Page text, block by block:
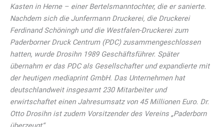
Kasten in Herne – einer Bertelsmanntochter, die er sanierte.
Nachdem sich die Junfermann Druckerei, die Druckerei
Ferdinand Schöningh und die Westfalen-Druckerei zum
Paderborner Druck Centrum (PDC) zusammengeschlossen
hatten, wurde Drosihn 1989 Geschäftsführer. Später
übernahm er das PDC als Gesellschafter und expandierte mit
der heutigen mediaprint GmbH. Das Unternehmen hat
deutschlandweit insgesamt 230 Mitarbeiter und
erwirtschaftet einen Jahresumsatz von 45 Millionen Euro. Dr.
Otto Drosihn ist zudem Vorsitzender des Vereins „Paderborn
Verwendung Ihrer Daten finden Sie in unserer
Datenschutzerklärung
Hier finden Sie eine Übersicht über alle verwendeten Cookies. Sie
können Ihre Einwilligung zu ganzen Kategorien geben oder sich
weitere Informationen anzeigen lassen und so nur bestimmte
Cookies auswählen.
Alle Cookies akzeptieren Einstellungen speichern
Nur essenzielle Cookies akzeptieren
Zurück
Datenschutzeinstellungen